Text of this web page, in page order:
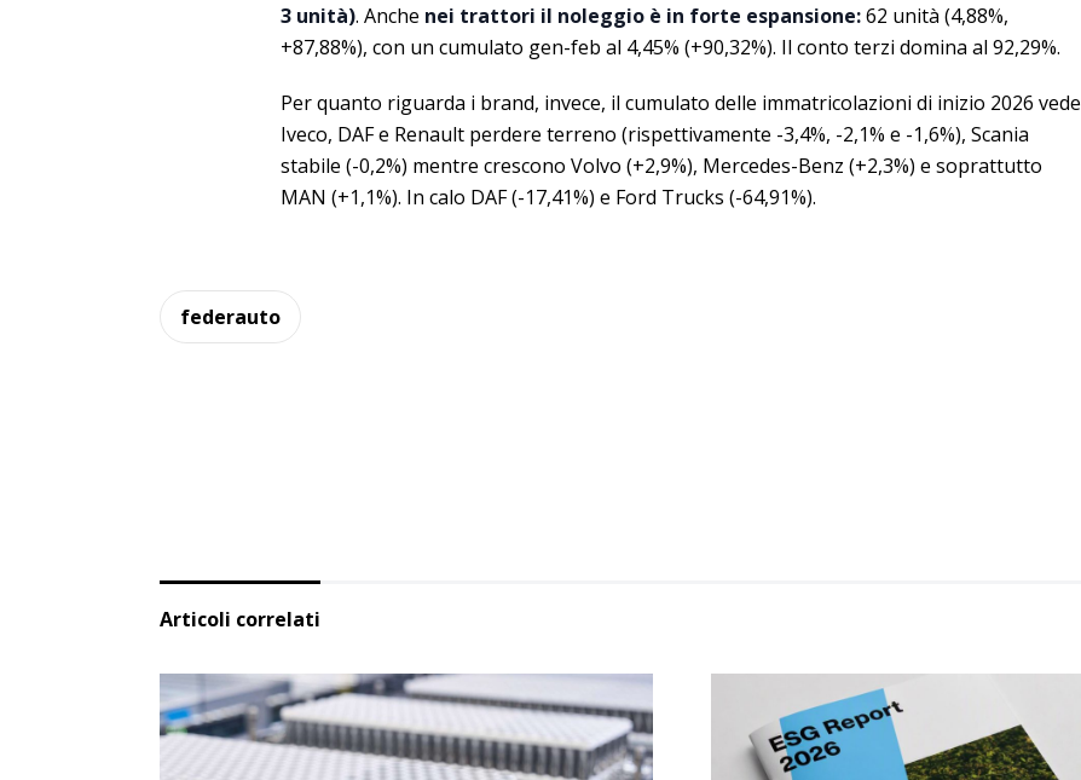
3 unità). Anche nei trattori il noleggio è in forte espansione:62 unità (4,88%,
+87,88%), con un cumulato gen-feb al 4,45% (+90,32%). Il conto terzi domina al 92,29%.
Per quanto riguarda i brand, invece, il cumulato delle immatricolazioni di inizio 2026 vede
Iveco, DAF e Renault perdere terreno (rispettivamente -3,4%, -2,1% e -1,6%), Scania
stabile (-0,2%) mentre crescono Volvo (+2,9%), Mercedes-Benz (+2,3%) e soprattutto
MAN (+1,1%). In calo DAF (-17,41%) e Ford Trucks (-64,91%).
federauto
Articoli correlati